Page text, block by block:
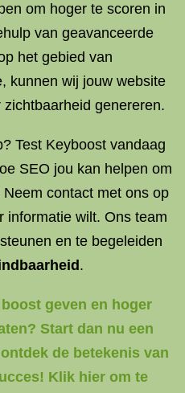
om hoger te scoren in
van geavanceerde
het gebied van
kunnen wij jouw website
genereren.
Test Keyboost vandaag
SEO jou kan helpen om
contact met ons op
informatie wilt. Ons team
en te begeleiden
.
geven en hoger
Start dan nu een
de betekenis van
Klik hier om te